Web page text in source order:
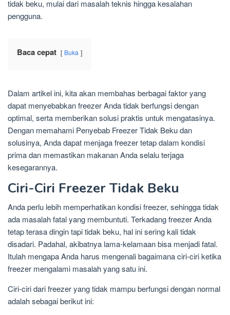
tidak beku, mulai dari masalah teknis hingga kesalahan
pengguna.
Baca cepat Buka
Dalam artikel ini, kita akan membahas berbagai faktor yang
dapat menyebabkan freezer Anda tidak berfungsi dengan
optimal, serta memberikan solusi praktis untuk mengatasinya.
Dengan memahami Penyebab Freezer Tidak Beku dan
solusinya, Anda dapat menjaga freezer tetap dalam kondisi
prima dan memastikan makanan Anda selalu terjaga
kesegarannya.
Ciri-Ciri Freezer Tidak Beku
Anda perlu lebih memperhatikan kondisi freezer, sehingga tidak
ada masalah fatal yang membuntuti. Terkadang freezer Anda
tetap terasa dingin tapi tidak beku, hal ini sering kali tidak
disadari. Padahal, akibatnya lama-kelamaan bisa menjadi fatal.
Itulah mengapa Anda harus mengenali bagaimana ciri-ciri ketika
freezer mengalami masalah yang satu ini.
Ciri-ciri dari freezer yang tidak mampu berfungsi dengan normal
adalah sebagai berikut ini: